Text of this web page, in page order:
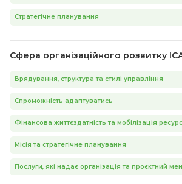
Стратегічне планування
Сфера організаційного розвитку
Врядування, структура та стилі управління
Спроможність адаптуватись
Фінансова життєздатність та мобілізація
Місія та стратегічне планування
Послуги, які надає організація та проєктний